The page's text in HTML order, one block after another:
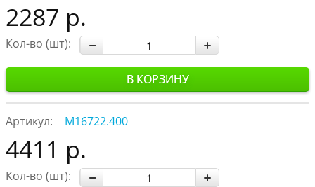
2287 р.
Кол-во (шт):
В КОРЗИНУ
Артикул: М16722.400
4411 р.
Кол-во (шт):